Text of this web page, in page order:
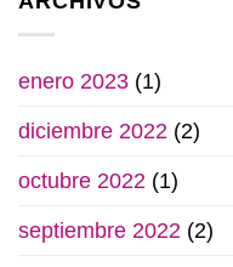
enero 2023 (1)
diciembre 2022 (2)
octubre 2022 (1)
septiembre 2022 (2)